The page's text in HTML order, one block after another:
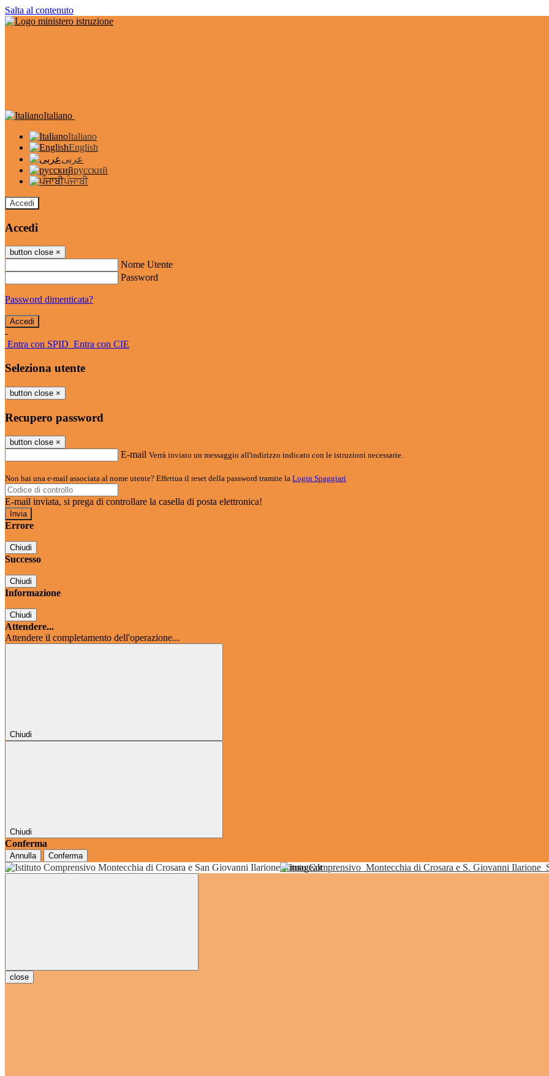
Salta al contenuto
Italiano
Italiano
English
عربى
русский
ਪੰਜਾਬੀ
Accedi
Accedi
button close ×
Nome Utente
Password
Password dimenticata?
-
Entra con SPID Entra con CIE
Seleziona utente
button close ×
Recupero password
button close ×
E-mail Verrà inviato un messaggio all'indirizzo indicato con le istruzioni necessarie.
Non hai una e-mail associata al nome utente? Effettua il reset della password tramite la Login Spaggiari
E-mail inviata, si prega di controllare la casella di posta elettronica!
Errore
Chiudi
Successo
Chiudi
Informazione
Chiudi
Attendere...
Attendere il completamento dell'operazione...
Chiudi
Chiudi
Conferma
Annulla Conferma
Istituto Comprensivo Montecchia di Crosara e S. Giovanni Ilarione
grado
close